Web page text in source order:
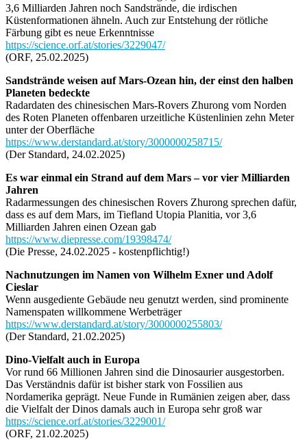
3,6 Milliarden Jahren noch Sandstrände, die irdischen
Küstenformationen ähneln. Auch zur Entstehung der rötliche
Färbung gibt es neue Erkenntnisse
https://science.orf.at/stories/3229047/
(ORF, 25.02.2025)
Sandstrände weisen auf Mars-Ozean hin, der einst den halben
Planeten bedeckte
Radardaten des chinesischen Mars-Rovers Zhurong vom Norden
des Roten Planeten offenbaren urzeitliche Küstenlinien zehn Meter
unter der Oberfläche
https://www.derstandard.at/story/3000000258715/
(Der Standard, 24.02.2025)
Es war einmal ein Strand auf dem Mars – vor vier Milliarden
Jahren
Radarmessungen des chinesischen Rovers Zhurong sprechen dafür,
dass es auf dem Mars, im Tiefland Utopia Planitia, vor 3,6
Milliarden Jahren einen Ozean gab
https://www.diepresse.com/19398474/
(Die Presse, 24.02.2025 - kostenpflichtig!)
Nachnutzungen im Namen von Wilhelm Exner und Adolf
Cieslar
Wenn ausgediente Gebäude neu genutzt werden, sind prominente
Namenspaten willkommene Werbeträger
https://www.derstandard.at/story/3000000255803/
(Der Standard, 21.02.2025)
Dino-Vielfalt auch in Europa
Vor rund 66 Millionen Jahren sind die Dinosaurier ausgestorben.
Das Verständnis dafür ist bisher stark von Fossilien aus
Nordamerika geprägt. Neue Funde in Rumänien zeigen aber, dass
die Vielfalt der Dinos damals auch in Europa sehr groß war
https://science.orf.at/stories/3229001/
(ORF, 21.02.2025)